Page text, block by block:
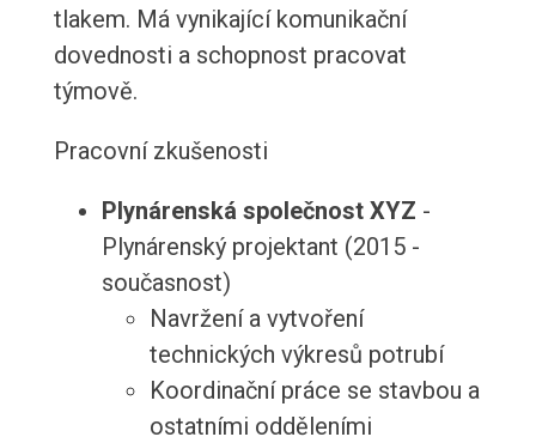
tlakem. Má vynikající komunikační
dovednosti a schopnost pracovat
týmově.
Pracovní zkušenosti
Plynárenská společnost XYZ -
Plynárenský projektant (2015 -
současnost)
Navržení a vytvoření
technických výkresů potrubí
Koordinační práce se stavbou a
ostatními odděleními